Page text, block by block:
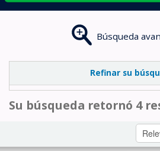
Búsqueda
Refinar su
Su búsqueda retornó 4